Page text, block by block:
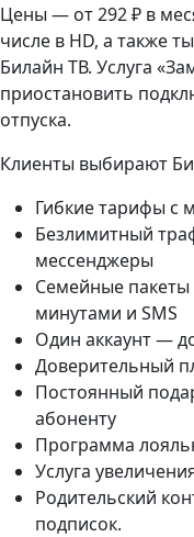
Цены — от 292 ₽ в
числе в HD, а также
Билайн ТВ. Услуга
приостановить
отпуска.
Клиенты выбирают
Гибкие тарифы с
Безлимитный
мессенджеры
Семейные пакеты
минутами и SMS
Один аккаунт —
Доверительный
Постоянный
абоненту
Программа
Услуга
Родительский
подписок.